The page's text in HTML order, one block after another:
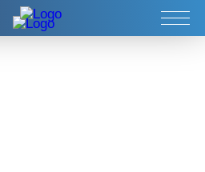
生
客服中心